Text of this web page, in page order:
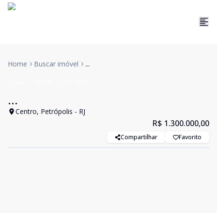
Home Buscar imóvel ...
...
Centro, Petrópolis - RJ
R$ 1.300.000,00
Compartilhar Favorito